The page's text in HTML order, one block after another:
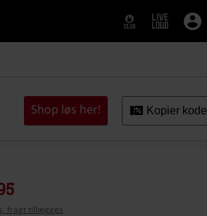
Shop løs her! Kopier kode
fragt tillægges